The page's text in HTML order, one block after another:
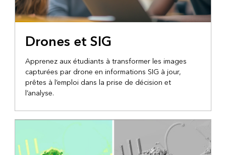
Drones et SIG
Apprenez aux étudiants à transformer les images
capturées par drone en informations SIG à jour,
prêtes à l’emploi dans la prise de décision et
l’analyse.